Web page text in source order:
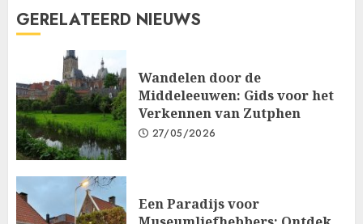
GERELATEERD NIEUWS
Wandelen door de
Middeleeuwen: Gids voor het
Verkennen van Zutphen
27/05/2026
Een Paradijs voor